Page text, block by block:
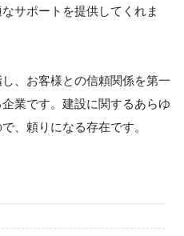
サポートを提供してくれま
、お客様との信頼関係を第一
業です。建設に関するあらゆ
、頼りになる存在です。